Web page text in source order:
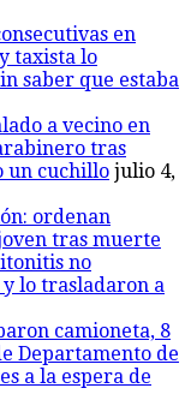
en
taxista lo
saber que estaba
a vecino en
tras
un cuchillo julio 4,
ordenan
tras muerte
no
y lo trasladaron a
camioneta, 8
Departamento de
a la espera de